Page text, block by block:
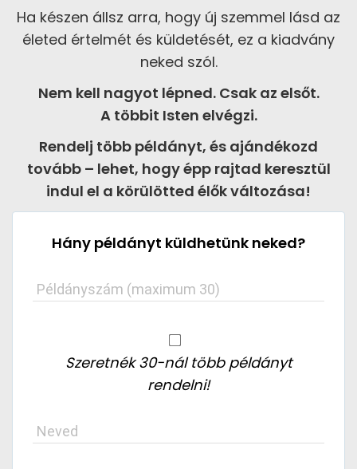
Ha készen állsz arra, hogy új szemmel lásd az
életed értelmét és küldetését, ez a kiadvány
neked szól.
Nem kell nagyot lépned. Csak az elsőt.
A többit Isten elvégzi.
Rendelj több példányt, és ajándékozd
tovább – lehet, hogy épp rajtad keresztül
indul el a körülötted élők változása!
Hány példányt küldhetünk neked?
Példányszám (maximum 30)
Szeretnék 30-nál több példányt
rendelni!
Neved